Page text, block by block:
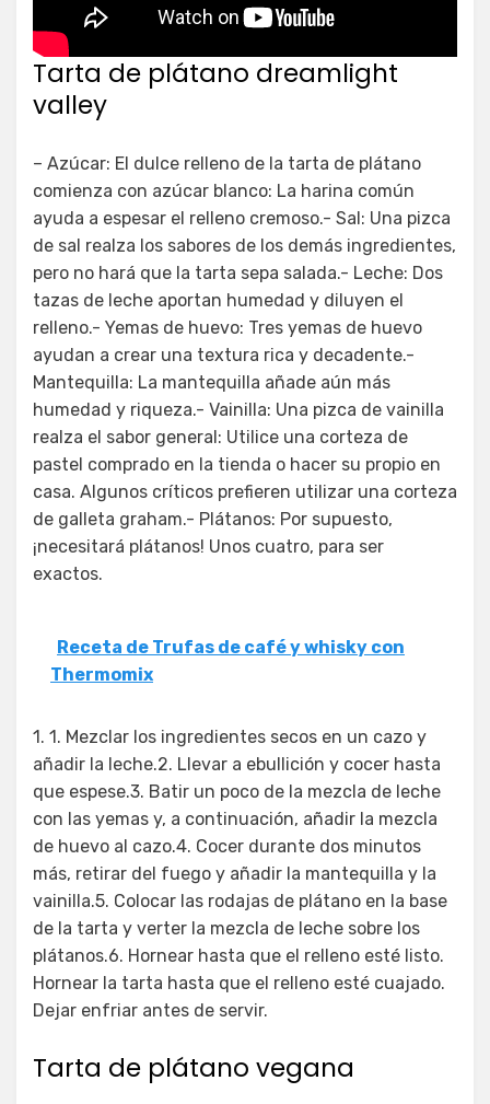
Tarta de plátano dreamlight
valley
– Azúcar: El dulce relleno de la tarta de plátano
comienza con azúcar blanco: La harina común
ayuda a espesar el relleno cremoso.- Sal: Una pizca
de sal realza los sabores de los demás ingredientes,
pero no hará que la tarta sepa salada.- Leche: Dos
tazas de leche aportan humedad y diluyen el
relleno.- Yemas de huevo: Tres yemas de huevo
ayudan a crear una textura rica y decadente.-
Mantequilla: La mantequilla añade aún más
humedad y riqueza.- Vainilla: Una pizca de vainilla
realza el sabor general: Utilice una corteza de
pastel comprado en la tienda o hacer su propio en
casa. Algunos críticos prefieren utilizar una corteza
de galleta graham.- Plátanos: Por supuesto,
¡necesitará plátanos! Unos cuatro, para ser
exactos.
Receta de Trufas de café y whisky con
Thermomix
1. 1. Mezclar los ingredientes secos en un cazo y
añadir la leche.2. Llevar a ebullición y cocer hasta
que espese.3. Batir un poco de la mezcla de leche
con las yemas y, a continuación, añadir la mezcla
de huevo al cazo.4. Cocer durante dos minutos
más, retirar del fuego y añadir la mantequilla y la
vainilla.5. Colocar las rodajas de plátano en la base
de la tarta y verter la mezcla de leche sobre los
plátanos.6. Hornear hasta que el relleno esté listo.
Hornear la tarta hasta que el relleno esté cuajado.
Dejar enfriar antes de servir.
Tarta de plátano vegana